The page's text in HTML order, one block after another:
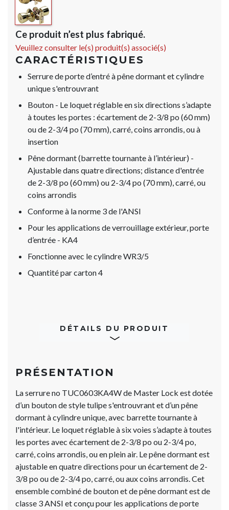
Ce produit n’est plus fabriqué.
Veuillez consulter le(s) produit(s) associé(s)
CARACTÉRISTIQUES
Serrure de porte d’entré à pêne dormant et cylindre
unique s'entrouvrant
Bouton - Le loquet réglable en six directions s’adapte
à toutes les portes : écartement de 2-3/8 po (60 mm)
ou de 2-3/4 po (70 mm), carré, coins arrondis, ou à
insertion
Pêne dormant (barrette tournante à l’intérieur) -
Ajustable dans quatre directions; distance d'entrée
de 2-3/8 po (60 mm) ou 2-3/4 po (70 mm), carré, ou
coins arrondis
Conforme à la norme 3 de l'ANSI
Pour les applications de verrouillage extérieur, porte
d’entrée - KA4
Fonctionne avec le cylindre WR3/5
Quantité par carton 4
DÉTAILS DU PRODUIT
PRÉSENTATION
La serrure no TUC0603KA4W de Master Lock est dotée
d’un bouton de style tulipe s'entrouvrant et d’un pêne
dormant à cylindre unique, avec barrette tournante à
l'intérieur. Le loquet réglable à six voies s’adapte à toutes
les portes avec écartement de 2-3/8 po ou 2-3/4 po,
carré, coins arrondis, ou en plein air. Le pêne dormant est
ajustable en quatre directions pour un écartement de 2-
3/8 po ou de 2-3/4 po, carré, ou aux coins arrondis. Cet
ensemble combiné de bouton et de pêne dormant est de
classe 3 ANSI et conçu pour les applications de porte